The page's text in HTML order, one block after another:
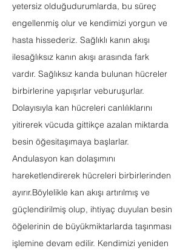
yetersiz olduğudurumlarda, bu süreç
engellenmiş olur ve kendimizi yorgun ve
hasta hissederiz. Sağlıklı kanın akışı
ilesağlıksız kanın akışı arasında fark
vardır. Sağlıksız kanda bulunan hücreler
birbirlerine yapışırlar veburuşurlar.
Dolayısıyla kan hücreleri canlılıklarını
yitirerek vücuda gittikçe azalan miktarda
besin öğesitaşımaya başlarlar.
Andulasyon kan dolaşımını
hareketlendirerek hücreleri birbirlerinden
ayırır.Böylelikle kan akışı artırılmış ve
güçlendirilmiş olup, ihtiyaç duyulan besin
öğelerinin de büyükmiktarlarda taşınması
işlemine devam edilir. Kendimizi yeniden